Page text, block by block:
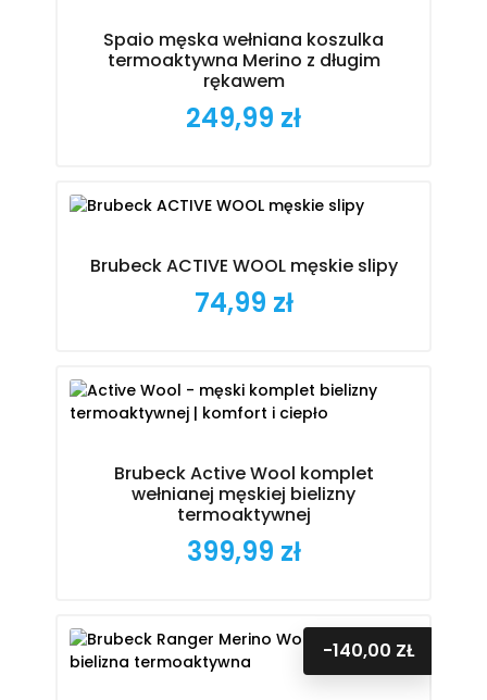
Spaio męska wełniana koszulka
termoaktywna Merino z długim
rękawem
Cena
249,99 zł
Brubeck ACTIVE WOOL męskie slipy
Cena
74,99 zł
Brubeck Active Wool komplet
wełnianej męskiej bielizny
termoaktywnej
Cena
399,99 zł
-140,00 ZŁ